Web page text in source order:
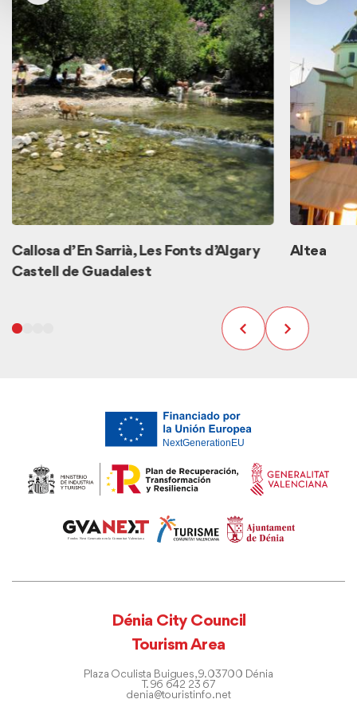
Callosa d’En Sarrià, Les Fonts d’Algar y
Castell de Guadalest
Altea
Dénia City Council
Tourism Area
Plaza Oculista Buigues, 9. 03700 Dénia
T. 96 642 23 67
denia@touristinfo.net